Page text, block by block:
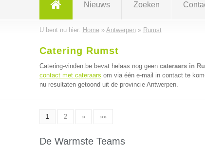
Nieuws Zoeken
U bent nu hier: Home» Antwerpen» Rumst
Catering Rumst
Catering-vinden.be bevat helaas nog geen cateraars in
contact met cateraars om via één e-mail in contact te
nu resultaten getoond uit de provincie Antwerpen.
1 2 » »»
De Warmste Teams